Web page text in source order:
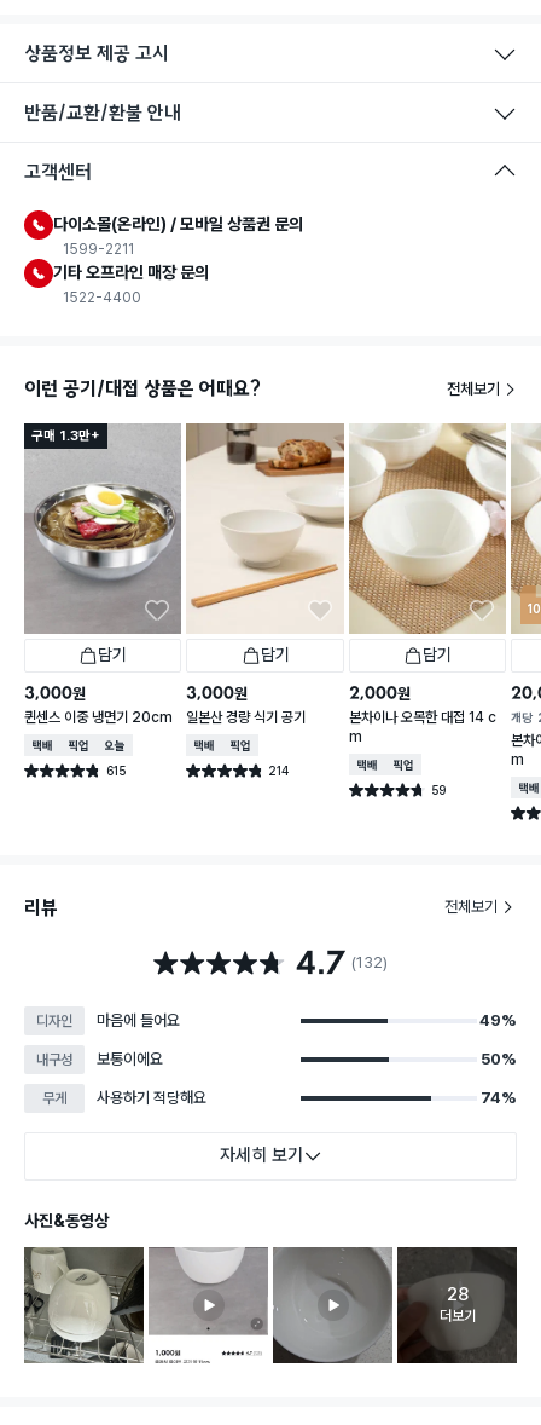
상품정보 제공 고시
반품/교환/환불 안내
고객센터
다이소몰(온라인) / 모바일 상품권 문의
1599-2211
기타 오프라인 매장 문의
1522-4400
이런 공기/대접 상품은 어때요? 전체보기
구매 1.3만+
담기
3,000원
퀸센스 이중 냉면기 20cm
택배배송매장픽업오늘배송
별점 4.8점 615
건 작성
담기
3,000원
일본산 경량 식기 공기
택배배송매장픽업
별점 4.8점 214
건 작성
담기
2,000원
본차이나 오목한 대접 14 c
m
택배배송매장픽업
별점 4.7점 59
건 작성
개당
본차
m
택배
별점
리뷰 전체보기
별점 4.7점 4.7 (132)
디자인 마음에 들어요 49%
내구성 보통이에요 50%
무게 사용하기 적당해요 74%
자세히 보기
사진&동영상
고객 리뷰
28
더보기